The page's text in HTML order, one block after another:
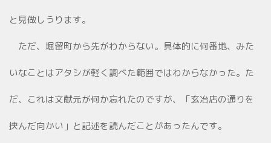
と見做しうります。
ただ、堀留町から先がわからない。具体的に何番地、みた
いなことはアタシが軽く調べた範囲ではわからなかった。た
だ、これは文献元が何か忘れたのですが、「玄冶店の通りを
挟んだ向かい」と記述を読んだことがあったんです。